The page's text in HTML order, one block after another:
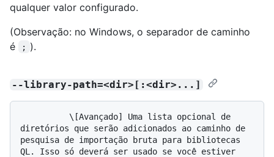
qualquer valor configurado.
(Observação: no Windows, o separador de caminho
é
; ).
--library-path=<dir>[:<dir>...]
diretórios que serão adicionados ao caminho de
pesquisa de importação bruta para bibliotecas
QL. Isso só deverá ser usado se você estiver